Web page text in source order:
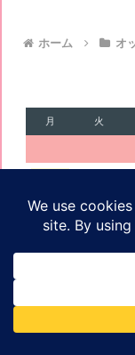
ホーム オ
月 火
10 11
17 18